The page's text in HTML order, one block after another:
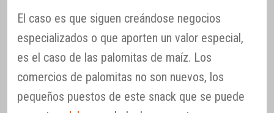
El caso es que siguen creándose negocios
especializados o que aporten un valor especial,
es el caso de las palomitas de maíz. Los
comercios de palomitas no son nuevos, los
pequeños puestos de este snack que se puede